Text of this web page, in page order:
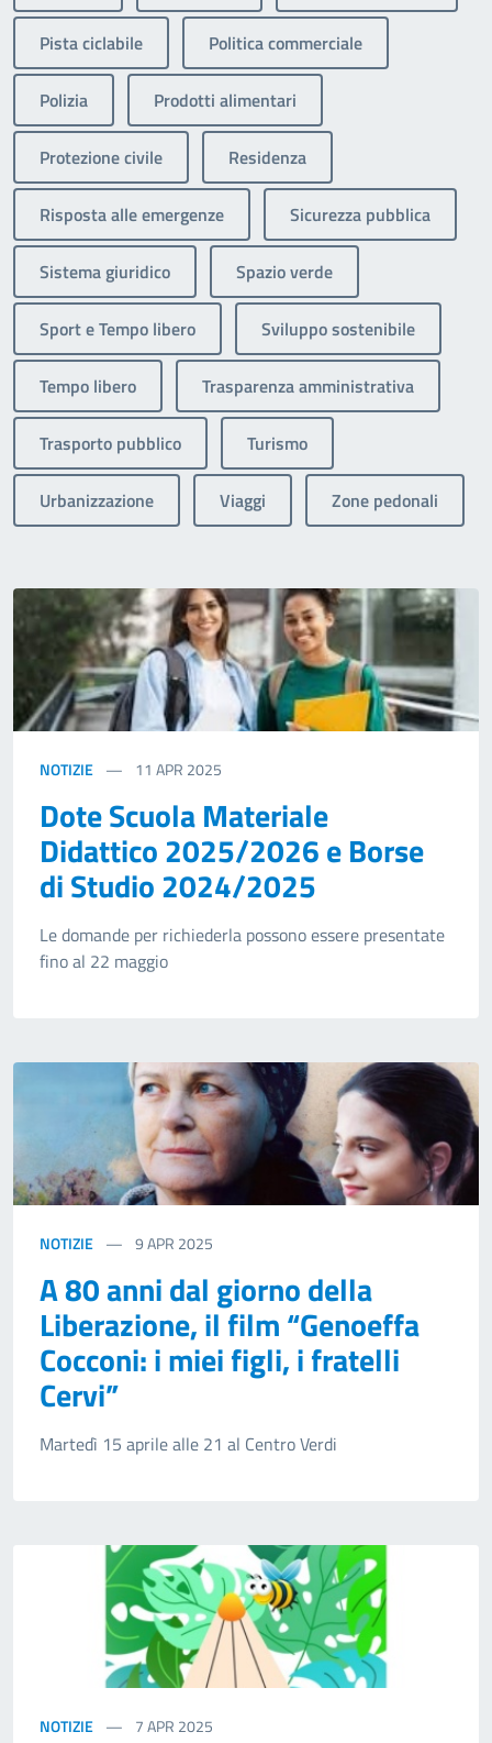
Pista ciclabile Politica commerciale
Polizia Prodotti alimentari
Protezione civile Residenza
Risposta alle emergenze Sicurezza pubblica
Sistema giuridico Spazio verde
Sport e Tempo libero Sviluppo sostenibile
Tempo libero Trasparenza amministrativa
Trasporto pubblico Turismo
Urbanizzazione Viaggi Zone pedonali
NOTIZIE 11 APR 2025
Dote Scuola Materiale
Didattico 2025/2026 e Borse
di Studio 2024/2025
Le domande per richiederla possono essere presentate
fino al 22 maggio
NOTIZIE 9APR 2025
A 80 anni dal giorno della
Liberazione, il film “Genoeffa
Cocconi: i miei figli, i fratelli
Cervi”
Martedì 15 aprile alle 21 al Centro Verdi
NOTIZIE 7APR 2025